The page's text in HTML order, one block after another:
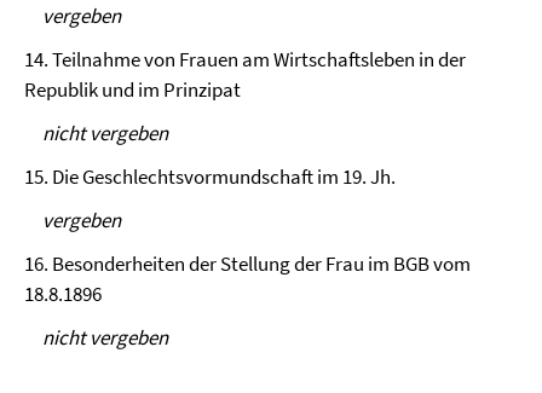
vergeben
14. Teilnahme von Frauen am Wirtschaftsleben in der
Republik und im Prinzipat
nicht vergeben
15. Die Geschlechtsvormundschaft im 19. Jh.
vergeben
16. Besonderheiten der Stellung der Frau im BGB vom
18.8.1896
nicht vergeben